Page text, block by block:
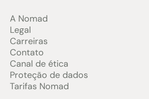
A Nomad
Legal
Carreiras
Contato
Canal de ética
Proteção de dados
Tarifas Nomad